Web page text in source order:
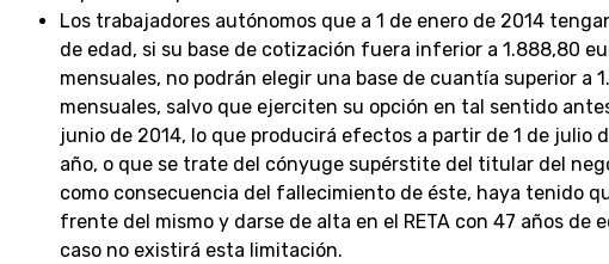
Los trabajadores autónomos que a 1 de enero de 2014
de edad, si su base de cotización fuera inferior a 1.888,80
mensuales, no podrán elegir una base de cuantía superior a
mensuales, salvo que ejerciten su opción en tal sentido
junio de 2014, lo que producirá efectos a partir de 1 de julio
año, o que se trate del cónyuge supérstite del titular del
como consecuencia del fallecimiento de éste, haya tenido
frente del mismo y darse de alta en el RETA con 47 años de
caso no existirá esta limitación.